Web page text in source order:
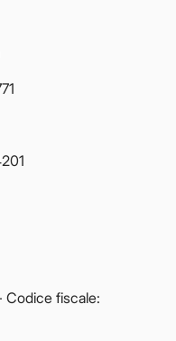
Codice fiscale: